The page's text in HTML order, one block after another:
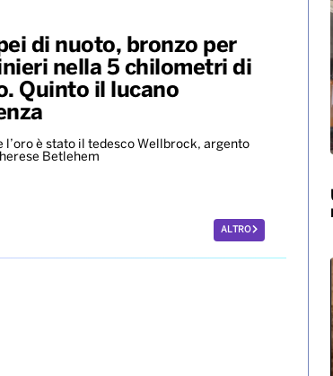
di nuoto, bronzo per
nella 5 chilometri di
Quinto il lucano
l’oro è stato il tedesco Wellbrock, argento
Betlehem
ALTRO